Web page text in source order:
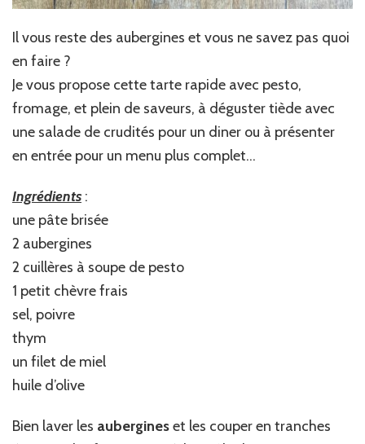
Il vous reste des aubergines et vous ne savez pas quoi
en faire ?
Je vous propose cette tarte rapide avec pesto,
fromage, et plein de saveurs, à déguster tiède avec
une salade de crudités pour un diner ou à présenter
en entrée pour un menu plus complet…
Ingrédients :
une pâte brisée
2 aubergines
2 cuillères à soupe de pesto
1 petit chèvre frais
sel, poivre
thym
un filet de miel
huile d’olive
Bien laver les aubergineset les couper en tranches